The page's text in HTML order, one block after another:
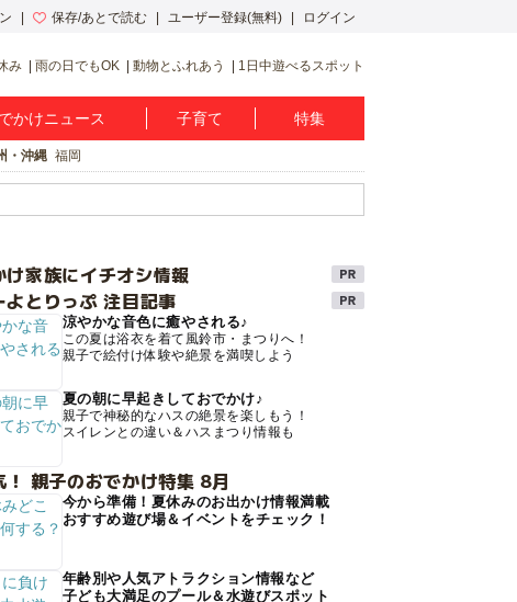
保存/あとで読む ユーザー登録(無料) ログイン
み 雨の日でもOK 動物とふれあう 1日中遊べるスポット
かけニュース 子育て 特集
・沖縄 福岡
け家族にイチオシ情報
よとりっぷ 注目記事
涼やかな音色に癒やされる♪
この夏は浴衣を着て風鈴市・まつりへ！
親子で絵付け体験や絶景を満喫しよう
夏の朝に早起きしておでかけ♪
親子で神秘的なハスの絶景を楽しもう！
スイレンとの違い＆ハスまつり情報も
！ 親子のおでかけ特集 8月
今から準備！夏休みのお出かけ情報満載
おすすめ遊び場＆イベントをチェック！
年齢別や人気アトラクション情報など
子ども大満足のプール＆水遊びスポット